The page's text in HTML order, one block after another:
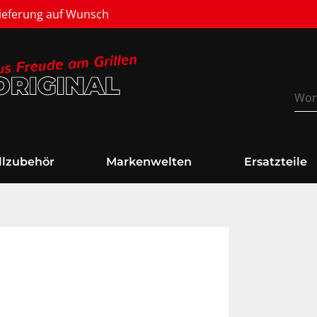
Markenwelten Ersatzteile